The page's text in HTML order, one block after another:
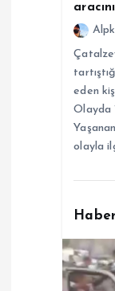
eden
Olayda
olayla